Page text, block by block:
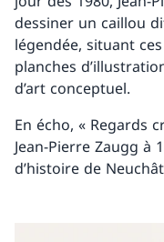
dessiner un caillou
légendée, situant
planches
d’art conceptuel.
En écho, « Regards
Jean-Pierre Zaugg à
d’histoire de